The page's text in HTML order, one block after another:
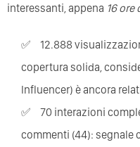
interessanti, appena 16
12.888 visualizzazioni e 8213 persone raggiunte: una
copertura solida,
Influencer) è ancora
70 interazioni complessive, con un ottimo numero di
commenti (44): segnale